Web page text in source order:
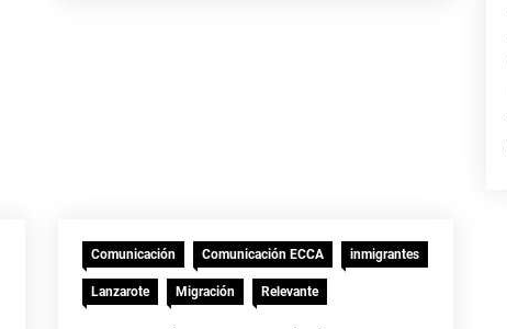
Comunicación Comunicación ECCA inmigrantes
Lanzarote Migración Relevante